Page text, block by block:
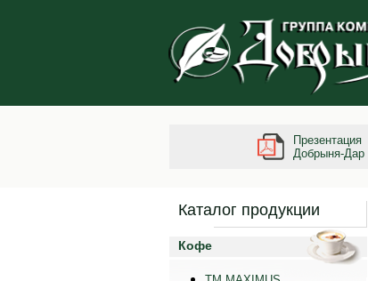
Презентация
Добрыня-Дар
Каталог продукции
Кофе